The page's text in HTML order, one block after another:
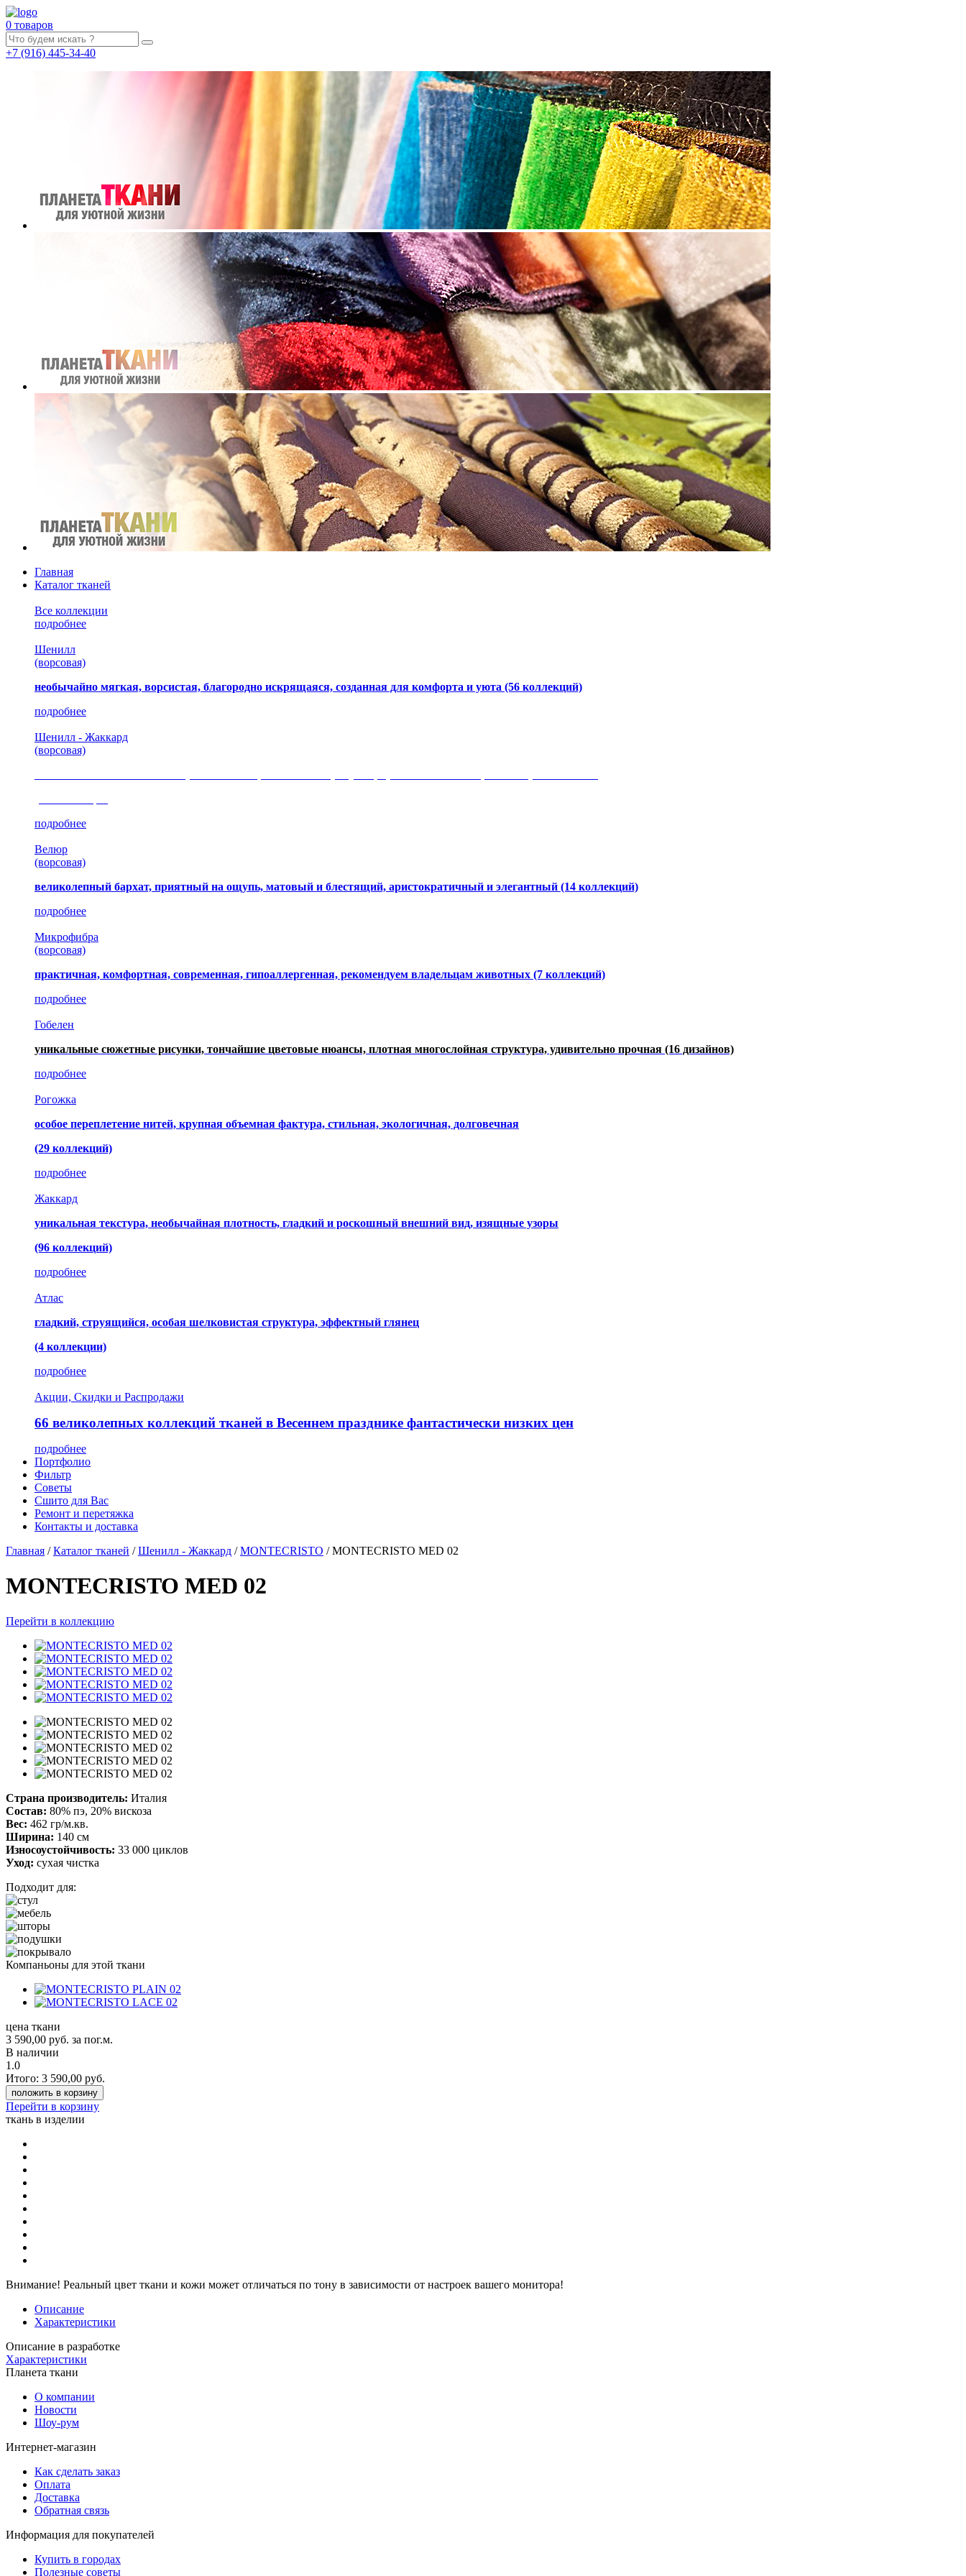
0 товаров
+7 (916) 445-34-40
Главная
Каталог тканей
Все коллекции
подробнее
Шенилл
(ворсовая)
необычайно мягкая, ворсистая, благородно искрящаяся, созданная для комфорта и уюта (56 коллекций)
подробнее
Шенилл - Жаккард
(ворсовая)
подробнее
Велюр
(ворсовая)
великолепный бархат, приятный на ощупь, матовый и блестящий, аристократичный и элегантный (14 коллекций)
подробнее
Микрофибра
(ворсовая)
практичная, комфортная, современная, гипоаллергенная, рекомендуем владельцам животных (7 коллекций)
подробнее
Гобелен
уникальные сюжетные рисунки, тончайшие цветовые нюансы, плотная многослойная структура, удивительно прочная (16 дизайнов)
подробнее
Рогожка
особое переплетение нитей, крупная объемная фактура, стильная, экологичная, долговечная
(29 коллекций)
подробнее
Жаккард
уникальная текстура, необычайная плотность, гладкий и роскошный внешний вид, изящные узоры
(96 коллекций)
подробнее
Атлас
гладкий, струящийся, особая шелковистая структура, эффектный глянец
(4 коллекции)
подробнее
Акции, Скидки и Распродажи
66 великолепных коллекций тканей в Весеннем празднике фантастически низких цен
подробнее
Портфолио
Фильтр
Советы
Сшито для Вас
Ремонт и перетяжка
Контакты и доставка
Главная / Каталог тканей / Шенилл - Жаккард / MONTECRISTO / MONTECRISTO MED 02
MONTECRISTO MED 02
Перейти в коллекцию
Страна производитель: Италия
Состав: 80% пэ, 20% вискоза
Вес: 462 гр/м.кв.
Ширина: 140 см
Износоустойчивость: 33 000 циклов
Уход: сухая чистка
Подходит для:
Компаньоны для этой ткани
цена ткани
3 590,00 руб. за пог.м.
В наличии
1.0
Итого: 3 590,00 руб.
положить в корзину
Перейти в корзину
ткань в изделии
Внимание! Реальный цвет ткани и кожи может отличаться по тону в зависимости от настроек вашего монитора!
Описание
Характеристики
Описание в разработке
Характеристики
Планета ткани
О компании
Новости
Шоу-рум
Интернет-магазин
Как сделать заказ
Оплата
Доставка
Обратная связь
Информация для покупателей
Купить в городах
Полезные советы